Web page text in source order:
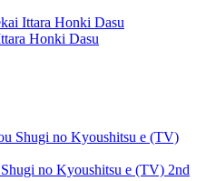
Honki Dasu
no Kyoushitsu e (TV) 2nd